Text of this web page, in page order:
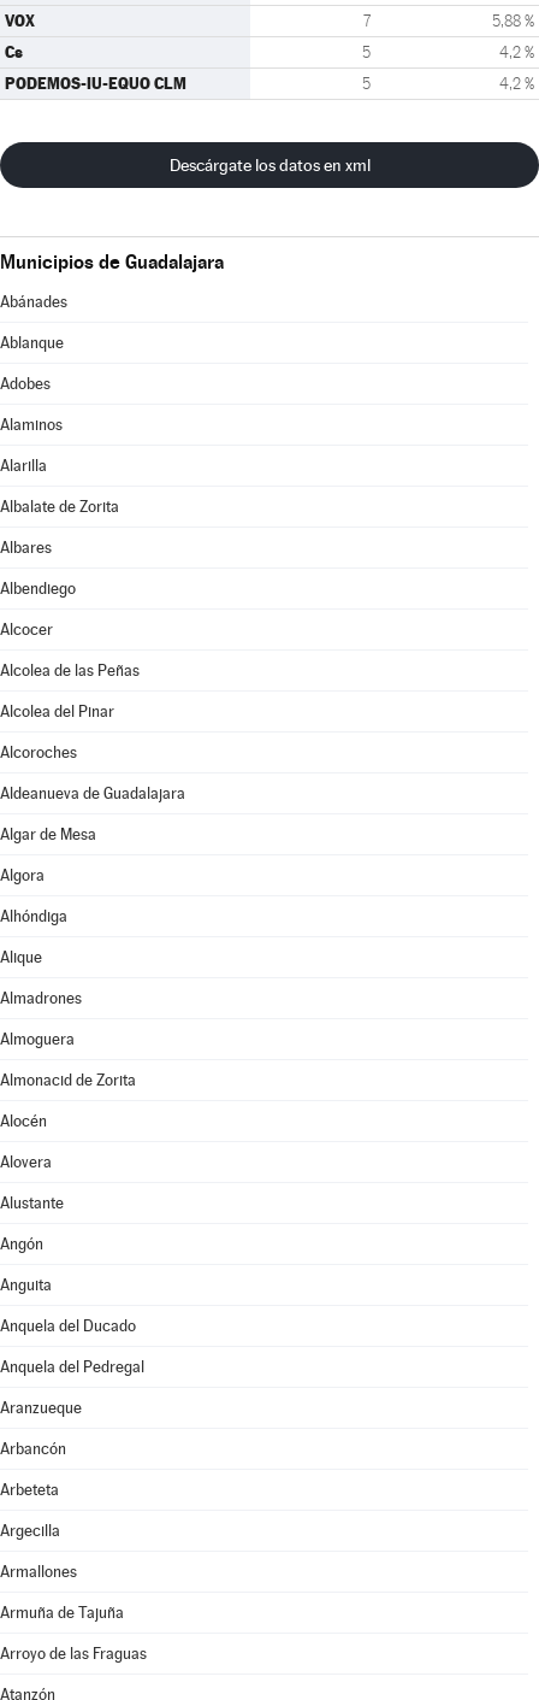
VOX 7 5,88 %
Cs 5 4,2 %
PODEMOS-IU-EQUO CLM 5 4,2 %
Descárgate los datos en xml
Municipios de Guadalajara
Abánades
Ablanque
Adobes
Alaminos
Alarilla
Albalate de Zorita
Albares
Albendiego
Alcocer
Alcolea de las Peñas
Alcolea del Pinar
Alcoroches
Aldeanueva de Guadalajara
Algar de Mesa
Algora
Alhóndiga
Alique
Almadrones
Almoguera
Almonacid de Zorita
Alocén
Alovera
Alustante
Angón
Anguita
Anquela del Ducado
Anquela del Pedregal
Aranzueque
Arbancón
Arbeteta
Argecilla
Armallones
Armuña de Tajuña
Arroyo de las Fraguas
Atanzón